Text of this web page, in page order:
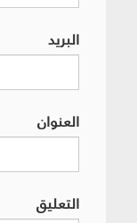
البريد
العنوان
التعليق